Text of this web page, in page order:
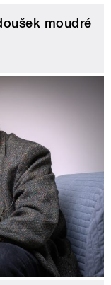
moudré